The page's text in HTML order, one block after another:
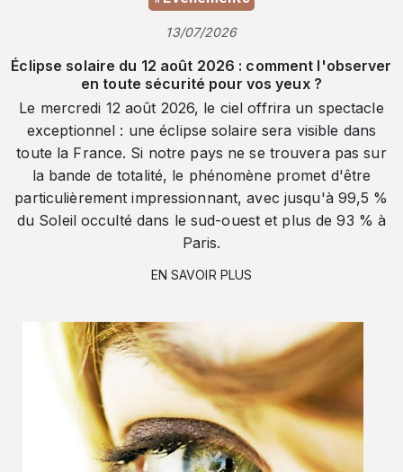
13/07/2026
Éclipse solaire du 12 août 2026 : comment l'observer
en toute sécurité pour vos yeux ?
Le mercredi 12 août 2026, le ciel offrira un spectacle
exceptionnel : une éclipse solaire sera visible dans
toute la France. Si notre pays ne se trouvera pas sur
la bande de totalité, le phénomène promet d'être
particulièrement impressionnant, avec jusqu'à 99,5 %
du Soleil occulté dans le sud-ouest et plus de 93 % à
Paris.
EN SAVOIR PLUS